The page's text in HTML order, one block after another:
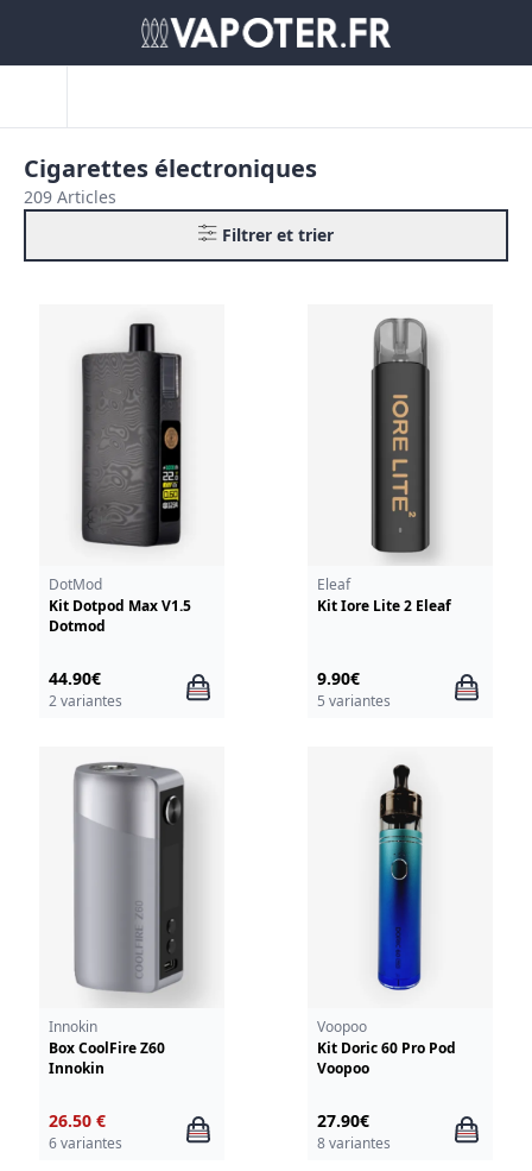
Cigarettes électroniques
209 Articles
Filtrer et trier
DotMod
Kit Dotpod Max V1.5
Dotmod
44.90€
2 variantes
Eleaf
Kit Iore Lite 2 Eleaf
9.90€
5 variantes
Innokin
Box CoolFire Z60
Innokin
26.50 €
6 variantes
Voopoo
Kit Doric 60 Pro Pod
Voopoo
27.90€
8 variantes